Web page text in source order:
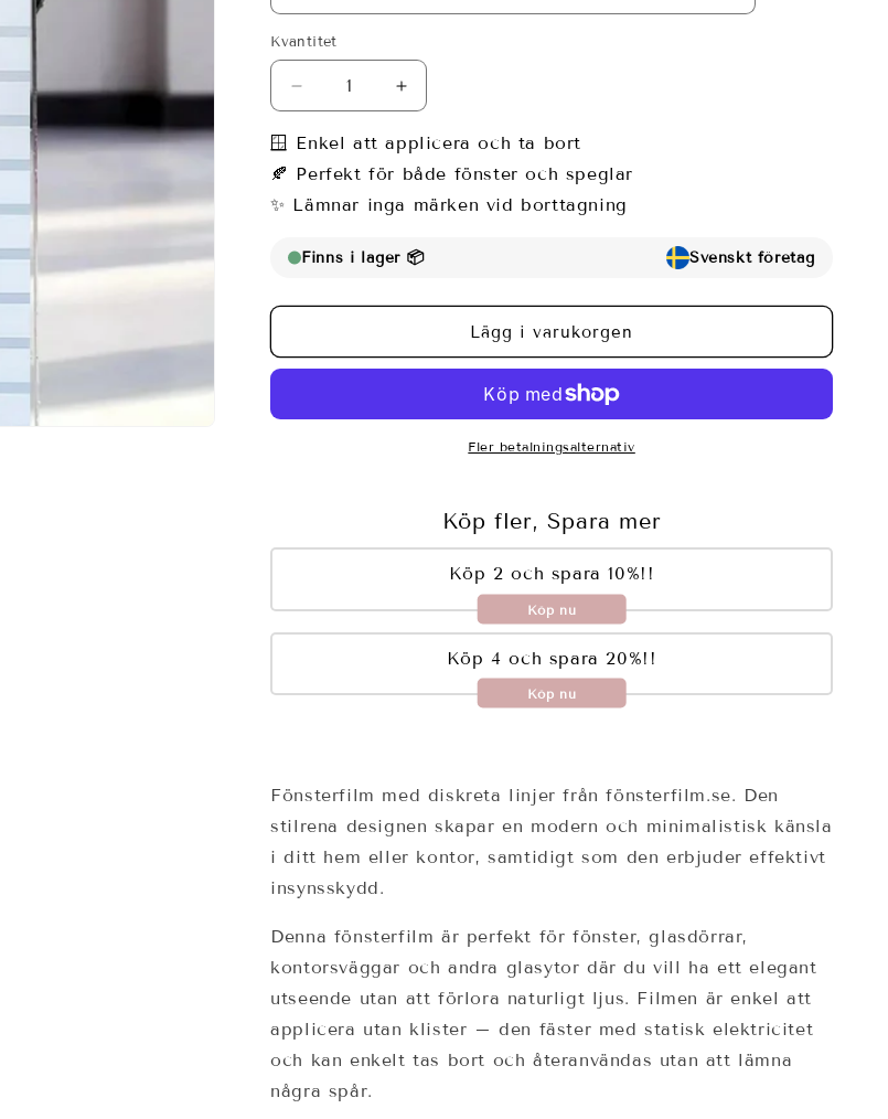
Kvantitet
Minska
kvantitet
för
Fönsterfilm
moderna
Öka
kvantitet
för
Fönsterfilm
moderna
🪟 Enkel att applicera och ta bort
🍂 Perfekt för både fönster och speglar
✨ Lämnar inga märken vid borttagning
Finns i lager 📦 Svenskt företag
Lägg i varukorgen
Fler betalningsalternativ
Köp fler, Spara mer
Köp 2 och spara 10%!!
Köp nu
Köp 4 och spara 20%!!
Köp nu
Fönsterfilm med diskreta linjer från fönsterfilm.se. Den
stilrena designen skapar en modern och minimalistisk känsla
i ditt hem eller kontor, samtidigt som den erbjuder effektivt
insynsskydd.
Denna fönsterfilm är perfekt för fönster, glasdörrar,
kontorsväggar och andra glasytor där du vill ha ett elegant
utseende utan att förlora naturligt ljus. Filmen är enkel att
applicera utan klister – den fäster med statisk elektricitet
och kan enkelt tas bort och återanvändas utan att lämna
några spår.